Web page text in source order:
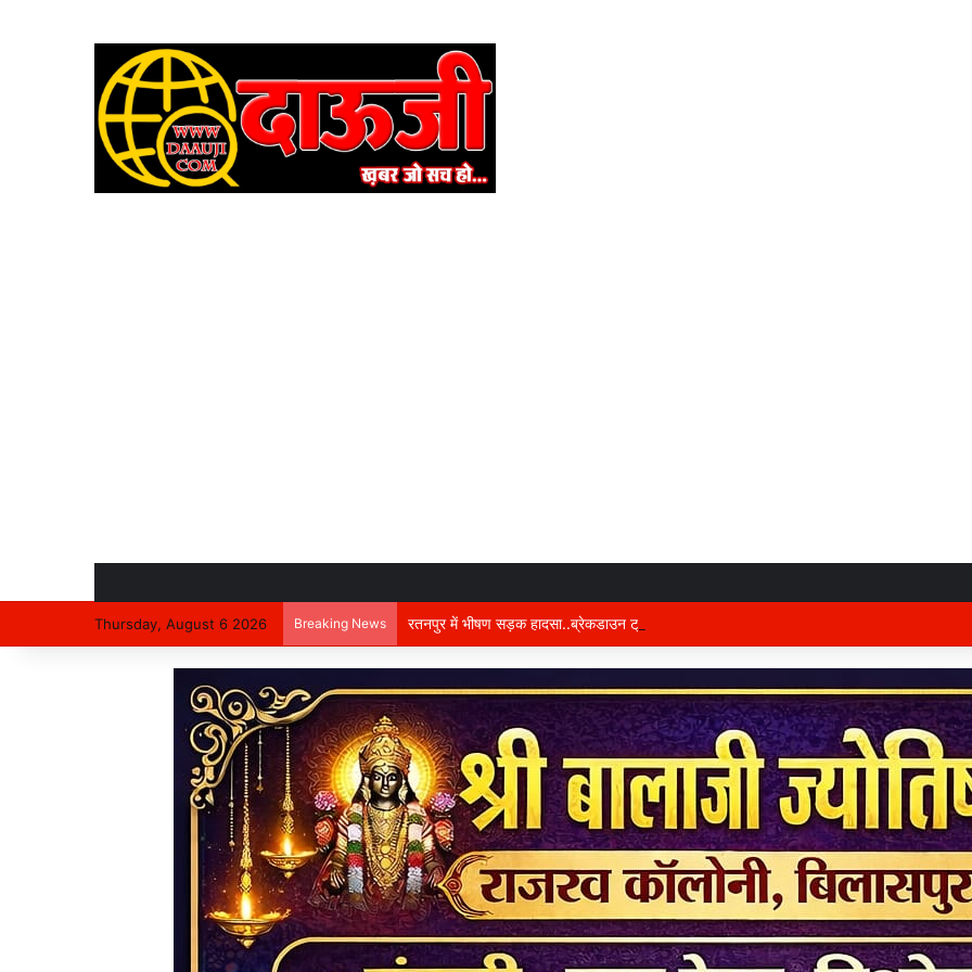
Thursday, August 6 2026 Breaking News रतनपुर में भीषण सड़क हादसा..ब्रेकडाउन ट्रेलर से पीछे आ रही दो ट्रेलरें टकराईं….. चालक कैबिन में